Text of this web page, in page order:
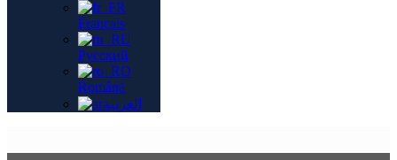
Français
Русский
Română
العربية